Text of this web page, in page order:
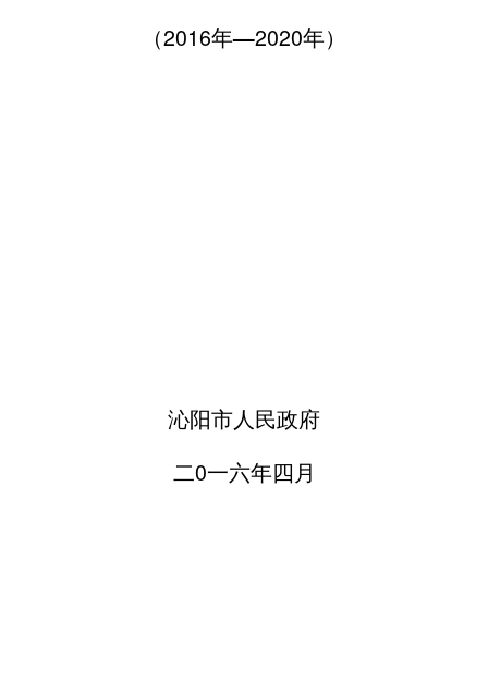
（2016年—2020年）
沁阳市人民政府
二0一六年四月